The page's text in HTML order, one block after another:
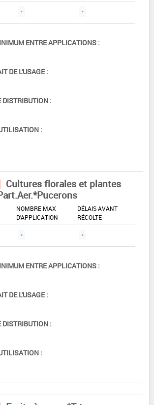
- -
ENTRE APPLICATIONS :
DE L'USAGE :
DISTRIBUTION :
:
Cultures florales et plantes
NOMBRE MAX
D'APPLICATION
DÉLAIS AVANT
RÉCOLTE
- -
ENTRE APPLICATIONS :
DE L'USAGE :
DISTRIBUTION :
: